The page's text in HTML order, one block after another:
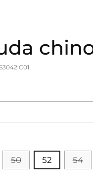
C01
50 52 54